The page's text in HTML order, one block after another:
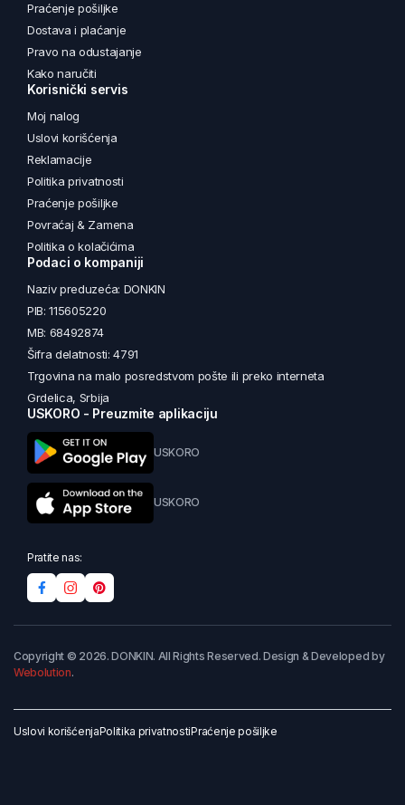
Praćenje pošiljke
Dostava i plaćanje
Pravo na odustajanje
Kako naručiti
Korisnički servis
Moj nalog
Uslovi korišćenja
Reklamacije
Politika privatnosti
Praćenje pošiljke
Povraćaj & Zamena
Politika o kolačićima
Podaci o kompaniji
Naziv preduzeća: DONKIN
PIB: 115605220
MB: 68492874
Šifra delatnosti: 4791
Trgovina na malo posredstvom pošte ili preko interneta
Grdelica, Srbija
USKORO - Preuzmite aplikaciju
USKORO
USKORO
Pratite nas:
Copyright © 2026. DONKIN. All Rights Reserved. Design & Developed by
Webolution.
Uslovi korišćenjaPolitika privatnostiPraćenje pošiljke